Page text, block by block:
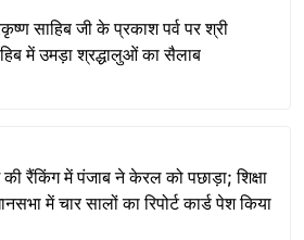
साहिब जी के प्रकाश पर्व पर श्री
में उमड़ा श्रद्धालुओं का सैलाब
रैंकिंग में पंजाब ने केरल को पछाड़ा; शिक्षा
में चार सालों का रिपोर्ट कार्ड पेश किया